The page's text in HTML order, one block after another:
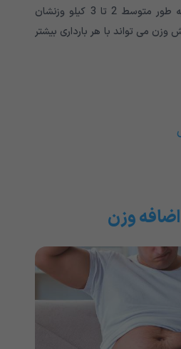
زنان در هر بار حاملگی به طور متوسط 2 تا 3 کیلو وزنشان
وزن می تواند با هر بارداری بیشتر
وزن